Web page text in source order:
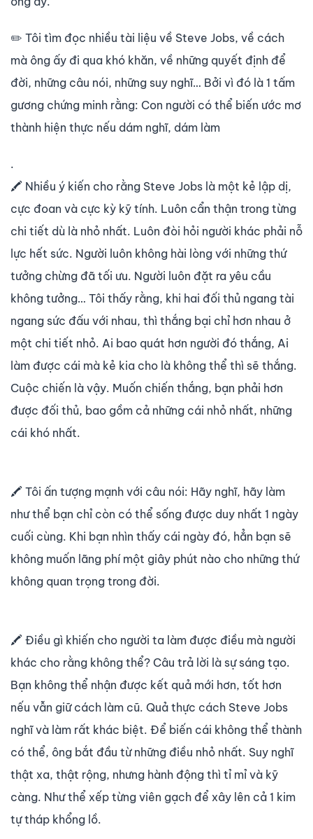
✏️ Tôi tìm đọc nhiều tài liệu về Steve Jobs, về cách
mà ông ấy đi qua khó khăn, về những quyết định để
đời, những câu nói, những suy nghĩ… Bởi vì đó là 1 tấm
gương chứng minh rằng: Con người có thể biến ước mơ
thành hiện thực nếu dám nghĩ, dám làm
.
🖍️ Nhiều ý kiến cho rằng Steve Jobs là một kẻ lập dị,
cực đoan và cực kỳ kỹ tính. Luôn cẩn thận trong từng
chi tiết dù là nhỏ nhất. Luôn đòi hỏi người khác phải nỗ
lực hết sức. Người luôn không hài lòng với những thứ
tưởng chừng đã tối ưu. Người luôn đặt ra yêu cầu
không tưởng… Tôi thấy rằng, khi hai đối thủ ngang tài
ngang sức đấu với nhau, thì thắng bại chỉ hơn nhau ở
một chi tiết nhỏ. Ai bao quát hơn người đó thắng, Ai
làm được cái mà kẻ kia cho là không thể thì sẽ thắng.
Cuộc chiến là vậy. Muốn chiến thắng, bạn phải hơn
được đối thủ, bao gồm cả những cái nhỏ nhất, những
cái khó nhất.
🖍️ Tôi ấn tượng mạnh với câu nói: Hãy nghĩ, hãy làm
như thể bạn chỉ còn có thể sống được duy nhất 1 ngày
cuối cùng. Khi bạn nhìn thấy cái ngày đó, hẳn bạn sẽ
không muốn lãng phí một giây phút nào cho những thứ
không quan trọng trong đời.
🖍️ Điều gì khiến cho người ta làm được điều mà người
khác cho rằng không thể? Câu trả lời là sự sáng tạo.
Bạn không thể nhận được kết quả mới hơn, tốt hơn
nếu vẫn giữ cách làm cũ. Quả thực cách Steve Jobs
nghĩ và làm rất khác biệt. Để biến cái không thể thành
có thể, ông bắt đầu từ những điều nhỏ nhất. Suy nghĩ
thật xa, thật rộng, nhưng hành động thì tỉ mỉ và kỹ
càng. Như thể xếp từng viên gạch để xây lên cả 1 kim
tự tháp khổng lồ.